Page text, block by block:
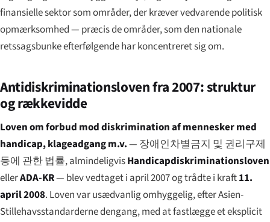
finansielle sektor som områder, der kræver vedvarende politisk
opmærksomhed — præcis de områder, som den nationale
retssags­bunke efterfølgende har koncentreret sig om.
Anti­diskriminationsloven fra 2007: struktur
og rækkevidde
Loven om forbud mod diskrimination af mennesker med
handicap, klageadgang m.v.— 장애인차별금지 및 권리구제
등에 관한 법률, almindeligvisHandicapdiskriminationsloven
ellerADA-KR— blev vedtaget i april 2007 og trådte i kraft11.
april 2008. Loven var usædvanlig omhyggelig, efter Asien-
Stillehavs­standarderne dengang, med at fastlægge et eksplicit